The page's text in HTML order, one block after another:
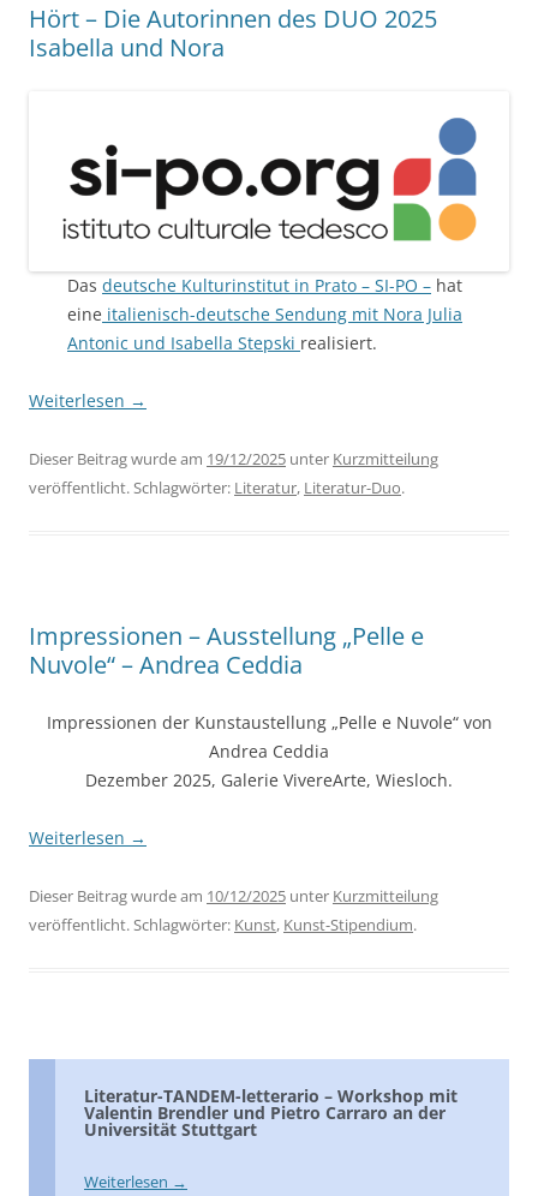
Hört – Die Autorinnen des DUO 2025
Isabella und Nora
Das deutsche Kulturinstitut in Prato – SI-PO – hat
eine italienisch-deutsche Sendung mit Nora Julia
Antonic und Isabella Stepski realisiert.
Weiterlesen →
Dieser Beitrag wurde am 19/12/2025 unter Kurzmitteilung
veröffentlicht. Schlagwörter: Literatur, Literatur-Duo.
Impressionen – Ausstellung „Pelle e
Nuvole“ – Andrea Ceddia
Impressionen der Kunstaustellung „Pelle e Nuvole“ von
Andrea Ceddia
Dezember 2025, Galerie VivereArte, Wiesloch.
Weiterlesen →
Dieser Beitrag wurde am 10/12/2025 unter Kurzmitteilung
veröffentlicht. Schlagwörter: Kunst, Kunst-Stipendium.
Literatur-TANDEM-letterario – Workshop mit
Valentin Brendler und Pietro Carraro an der
Universität Stuttgart
Weiterlesen →